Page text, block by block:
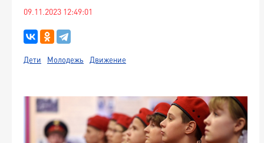
09.11.2023 12:49:01
Дети Молодежь Движение